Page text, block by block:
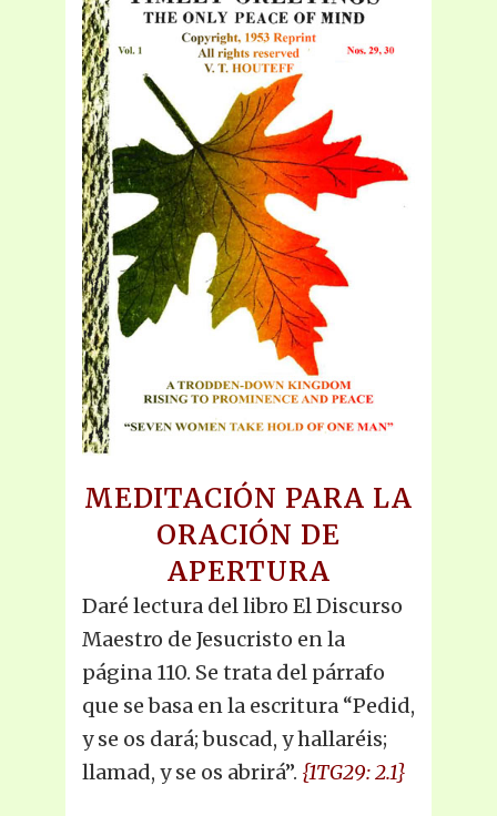
MEDITACIÓN PARA LA
ORACIÓN DE
APERTURA
Daré lectura del libro El Discurso
Maestro de Jesucristo en la
página 110. Se trata del párrafo
que se basa en la escritura “Pedid,
y se os dará; buscad, y hallaréis;
llamad, y se os abrirá”. {1TG29: 2.1}